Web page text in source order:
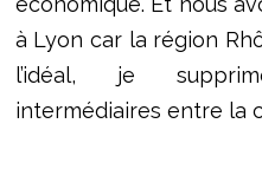
à Lyon car la région
l’idéal, je
intermédiaires entre la